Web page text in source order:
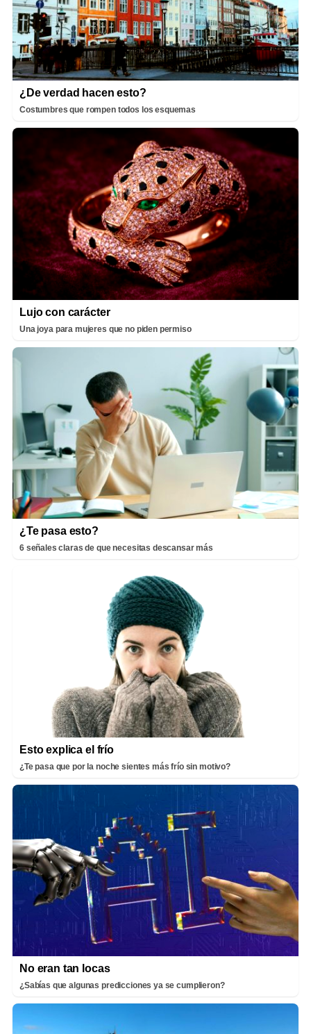
¿De verdad hacen esto?
Costumbres que rompen todos los esquemas
Lujo con carácter
Una joya para mujeres que no piden permiso
¿Te pasa esto?
6 señales claras de que necesitas descansar más
Esto explica el frío
¿Te pasa que por la noche sientes más frío sin motivo?
No eran tan locas
¿Sabías que algunas predicciones ya se cumplieron?